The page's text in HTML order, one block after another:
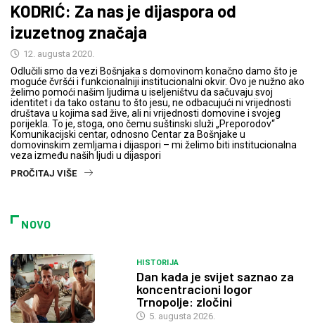
KODRIĆ: Za nas je dijaspora od
izuzetnog značaja
12. augusta 2020.
Odlučili smo da vezi Bošnjaka s domovinom konačno damo što je
moguće čvršći i funkcionalniji institucionalni okvir. Ovo je nužno ako
želimo pomoći našim ljudima u iseljeništvu da sačuvaju svoj
identitet i da tako ostanu to što jesu, ne odbacujući ni vrijednosti
društava u kojima sad žive, ali ni vrijednosti domovine i svojeg
porijekla. To je, stoga, ono čemu suštinski služi „Preporodov“
Komunikacijski centar, odnosno Centar za Bošnjake u
domovinskim zemljama i dijaspori – mi želimo biti institucionalna
veza između naših ljudi u dijaspori
PROČITAJ VIŠE
NOVO
HISTORIJA
Dan kada je svijet saznao za
koncentracioni logor
Trnopolje: zločini
5. augusta 2026.